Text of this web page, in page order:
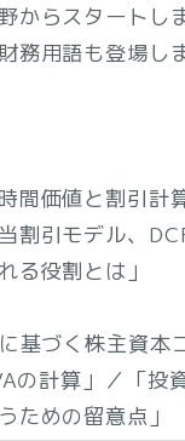
からスタートし
務用語も登場し
間価値と割引計
割引モデル、
る役割とは」
基づく株主資本
の計算」／「投
ための留意点」